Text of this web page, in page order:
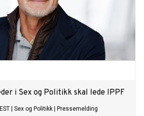
i Sex og Politikk skal lede IPPF
Sex og Politikk Pressemelding